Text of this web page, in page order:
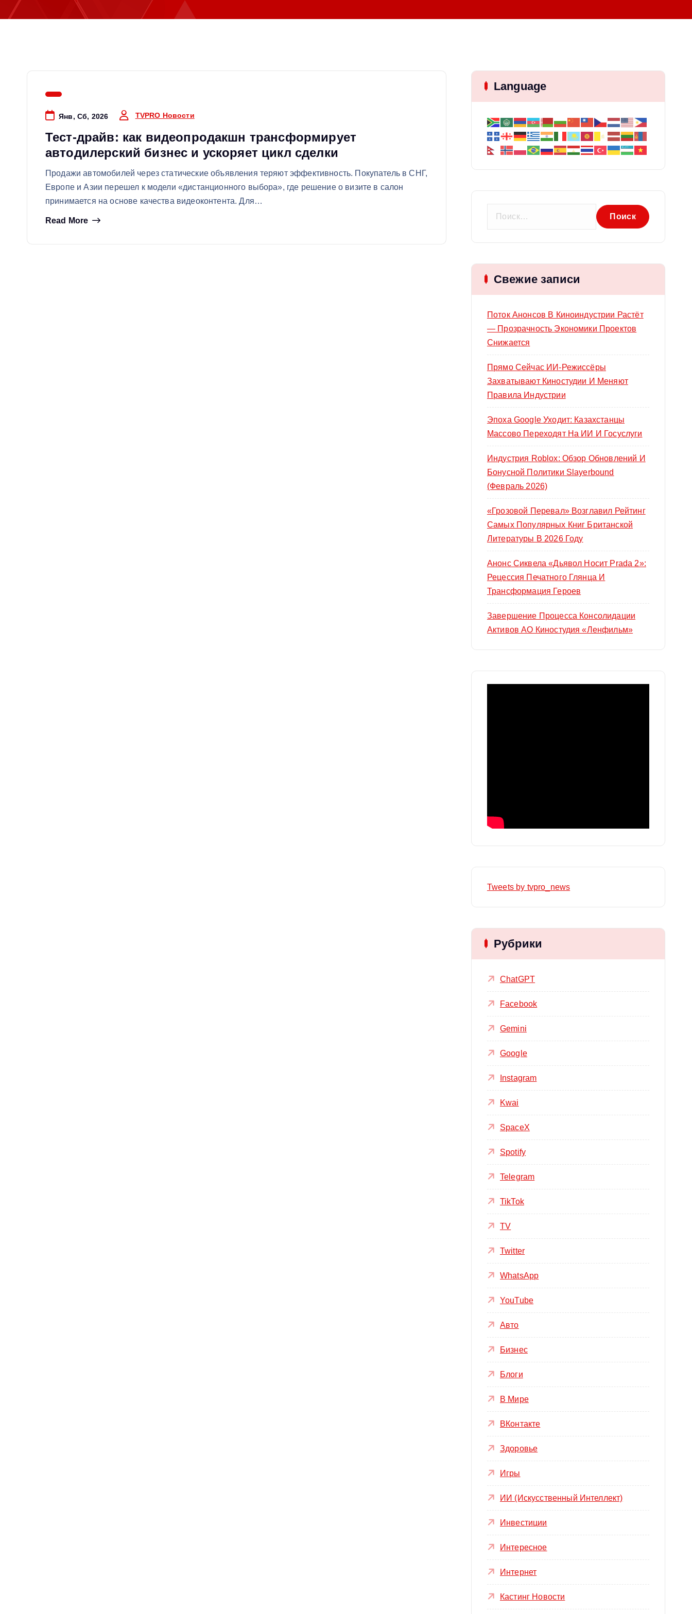
Янв, Сб, 2026 TVPRO Новости
Тест-драйв: как видеопродакшн трансформирует
автодилерский бизнес и ускоряет цикл сделки
Продажи автомобилей через статические объявления теряют эффективность. Покупатель в СНГ,
Европе и Азии перешел к модели «дистанционного выбора», где решение о визите в салон
принимается на основе качества видеоконтента. Для…
Read More
Language
и
:
Свежие записи
Поток Анонсов В Киноиндустрии Растёт
— Прозрачность Экономики Проектов
Снижается
Прямо Сейчас ИИ-Режиссёры
Захватывают Киностудии И Меняют
Правила Индустрии
Эпоха Google Уходит: Казахстанцы
Массово Переходят На ИИ И Госуслуги
Индустрия Roblox: Обзор Обновлений И
Бонусной Политики Slayerbound
(февраль 2026)
«Грозовой Перевал» Возглавил Рейтинг
Самых Популярных Книг Британской
Литературы В 2026 Году
Анонс Сиквела «Дьявол Носит Prada 2»:
Рецессия Печатного Глянца И
Трансформация Героев
Завершение Процесса Консолидации
Активов АО Киностудия «Ленфильм»
Tweets by tvpro_news
Рубрики
ChatGPT
Facebook
Gemini
Google
Instagram
Kwai
SpaceX
Spotify
Telegram
TikTok
TV
Twitter
WhatsApp
YouTube
Авто
Бизнес
Блоги
В Мире
ВКонтакте
Здоровье
Игры
ИИ (Искусственный Интеллект)
Инвестиции
Интересное
Интернет
Кастинг Новости